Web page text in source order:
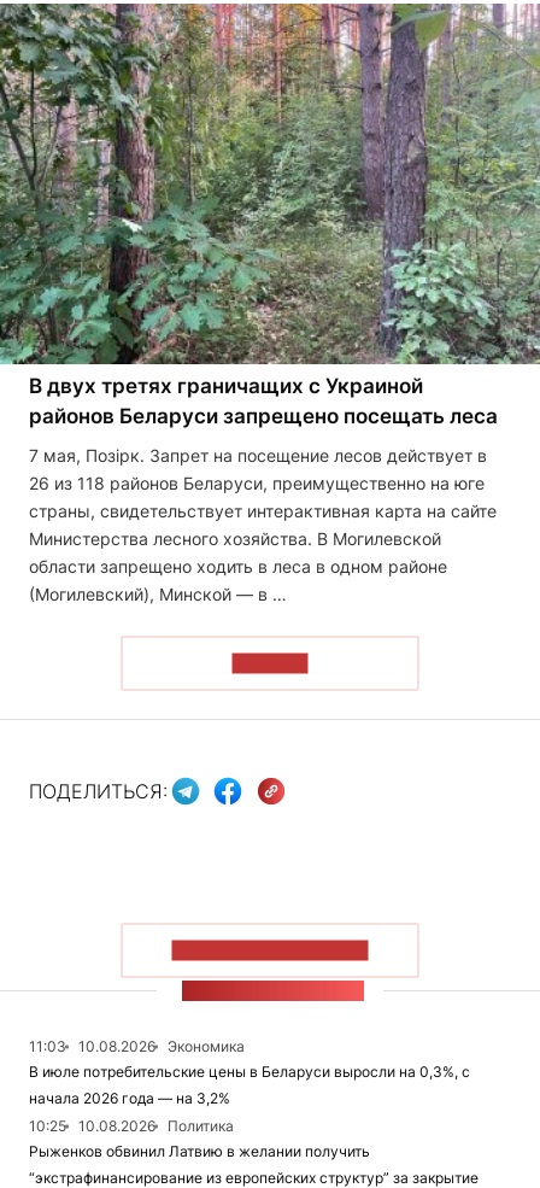
В двух третях граничащих с Украиной
районов Беларуси запрещено посещать леса
7 мая, Позірк. Запрет на посещение лесов действует в
26 из 118 районов Беларуси, преимущественно на юге
страны, свидетельствует интерактивная карта на сайте
Министерства лесного хозяйства. В Могилевской
области запрещено ходить в леса в одном районе
(Могилевский), Минской — в …
ПОДЕЛИТЬСЯ:
11:03 10.08.2026
Экономика
В июле потребительские цены в Беларуси выросли на 0,3%, с
начала 2026 года — на 3,2%
10:25
10.08.2026
Политика
Рыженков обвинил Латвию в желании получить
“экстрафинансирование из европейских структур” за закрытие